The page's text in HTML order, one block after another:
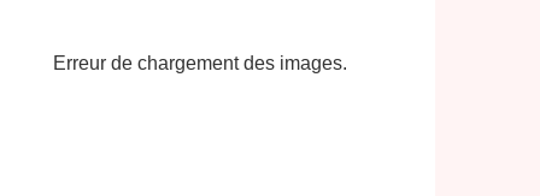
Erreur de chargement des images.